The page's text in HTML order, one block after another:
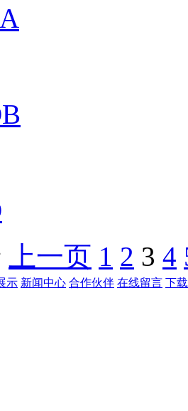
上一页 1 2 3 4
示 新闻中心 合作伙伴 在线留言 下